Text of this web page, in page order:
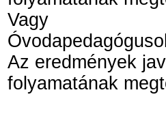
Vagy
Az eredmények
folyamatának